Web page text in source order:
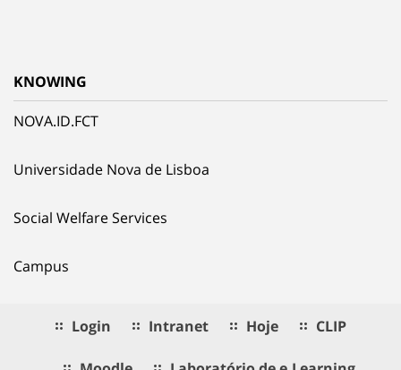
KNOWING
NOVA.ID.FCT
Universidade Nova de Lisboa
Social Welfare Services
Campus
Login Intranet Hoje CLIP